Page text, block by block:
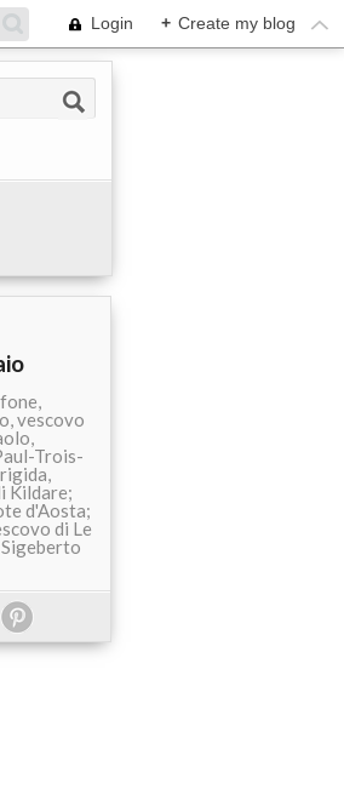
Login + Create my blog
vescovo
Trois-
Kildare;
d'Aosta;
di Le